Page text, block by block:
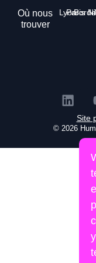
Où nous
trouver
Lyon
Paris
© 2026
Site